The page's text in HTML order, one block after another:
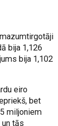
bija 1,126
bija 1,102
eiro
bet
miljoniem
un tās